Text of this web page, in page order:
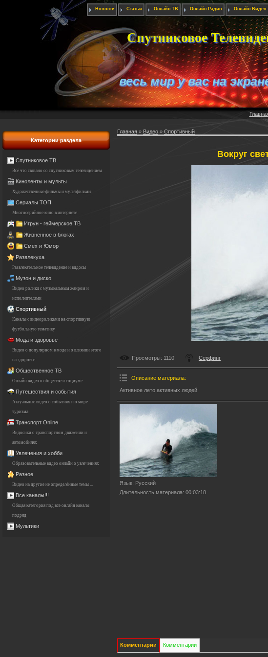
Новости Статьи Онлайн ТВ Онлайн Радио Онлайн Видео
Спутниковое
весь мир у вас на
Категории раздела
Спутниковое ТВ
Всё что связано со спутниковым телевидением
Киноленты и мульты
Художественные фильмы и мультфильмы
Сериалы ТОП
Многосерийное кино в интернете
Игрун - геймерское ТВ
Жизненное в блогах
Смех и Юмор
Развлекуха
Развлекательное телевидение и видосы
Музон и диско
Видео ролики с музыкальным жанром и
исполнителями
Спортивный
Каналы с видеороликами на спортивную
футбольную тематику
Мода и здоровье
Видео о популярном в моде и о влиянии этого
на здоровье
Общественное ТВ
Онлайн видео о обществе и социуме
Путешествия и события
Актуальные видео о событиях и о мире
туризма
Транспорт Online
Видосики о транспортном движении и
автомобилях
Увлечения и хобби
Образовательные видео онлайн о увлечениях
Разное
Видео на другие не определённые темы ...
Все каналы!!!
Общая категория под все онлайн каналы
подряд
Мультики
Главная » Видео » Спортивный
Вокруг
Просмотры: 1110 Серфинг
Описание материала:
Активное лето активных людей.
Язык: Русский
Длительность материала: 00:03:18
Комментарии Комментарии